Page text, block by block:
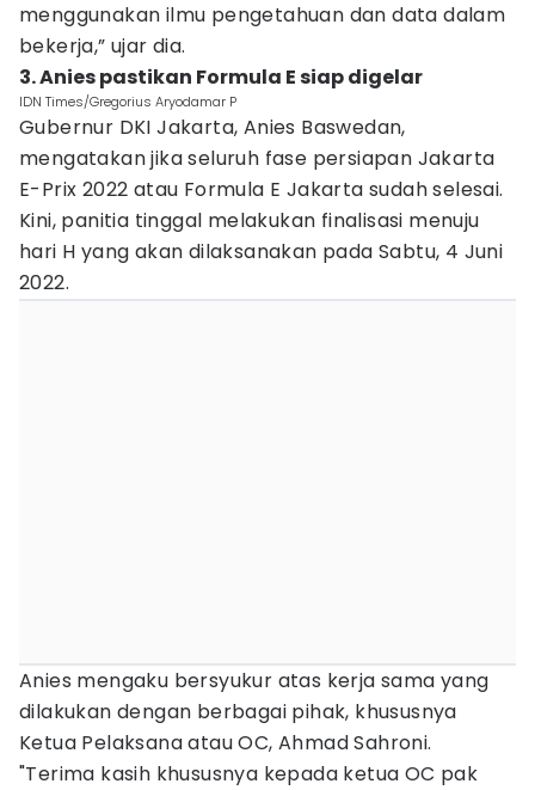
menggunakan ilmu pengetahuan dan data dalam
bekerja,” ujar dia.
3. Anies pastikan Formula E siap digelar
IDN Times/Gregorius Aryodamar P
Gubernur DKI Jakarta, Anies Baswedan,
mengatakan jika seluruh fase persiapan Jakarta
E-Prix 2022 atau Formula E Jakarta sudah selesai.
Kini, panitia tinggal melakukan finalisasi menuju
hari H yang akan dilaksanakan pada Sabtu, 4 Juni
2022.
Anies mengaku bersyukur atas kerja sama yang
dilakukan dengan berbagai pihak, khususnya
Ketua Pelaksana atau OC, Ahmad Sahroni.
"Terima kasih khususnya kepada ketua OC pak